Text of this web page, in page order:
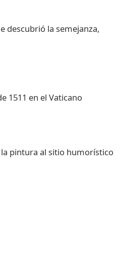
descubrió la semejanza,
pintura al sitio humorístico